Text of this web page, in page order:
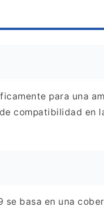
para una
compatibilidad en
basa en una